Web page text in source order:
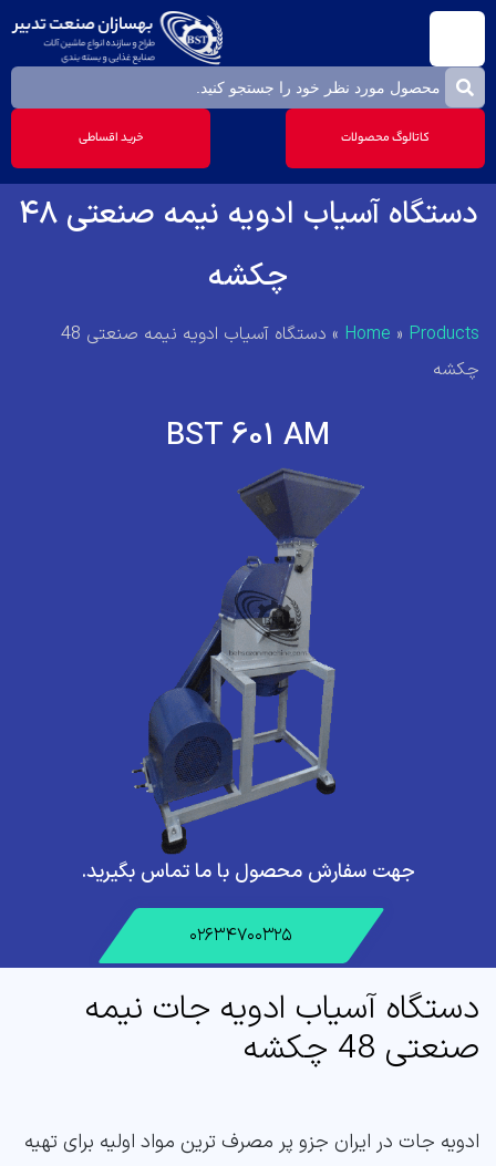
کاتالوگ محصولات خرید اقساطی
دستگاه آسیاب ادویه نیمه صنعتی 48
چکشه
Home » Products
»
دستگاه آسیاب ادویه نیمه صنعتی 48
چکشه
BST 601 AM
جهت سفارش محصول با ما تماس بگیرید.
۰۲۶۳۴۷۰۰۳۲۵
دستگاه آسیاب ادویه جات نیمه
صنعتی 48 چکشه
ادویه جات در ایران جزو پر مصرف ترین مواد اولیه برای تهیه